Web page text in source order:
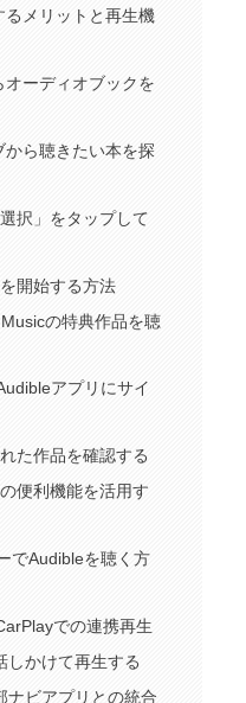
メリットと再生機
ーディオブックを
ら聴きたい本を探
択」をタップして
開始する方法
の特典作品を聴
アプリにサイ
た作品を確認する
便利機能を活用す
でAudibleを聴く方
での連携再生
しかけて再生する
ナビアプリとの統合